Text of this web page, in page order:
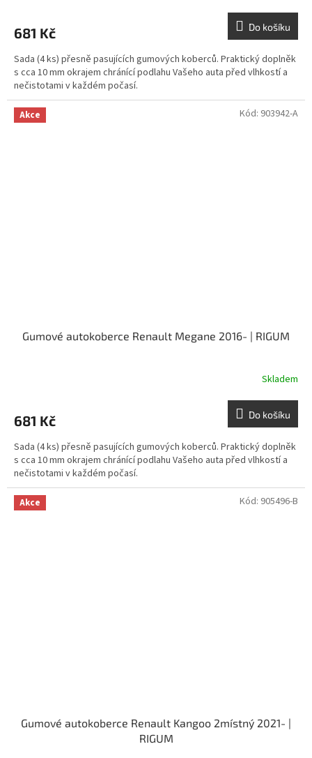
681 Kč Do košíku
Sada (4 ks) přesně pasujících gumových koberců. Praktický doplněk
s cca 10 mm okrajem chránící podlahu Vašeho auta před vlhkostí a
nečistotami v každém počasí.
Akce
Gumové autokoberce Renault Megane 2016- | RIGUM
Skladem
681 Kč Do košíku
Sada (4 ks) přesně pasujících gumových koberců. Praktický doplněk
s cca 10 mm okrajem chránící podlahu Vašeho auta před vlhkostí a
nečistotami v každém počasí.
Kód: 903942-A
Akce
Gumové autokoberce Renault Kangoo 2místný 2021- |
RIGUM
Kód: 905496-B